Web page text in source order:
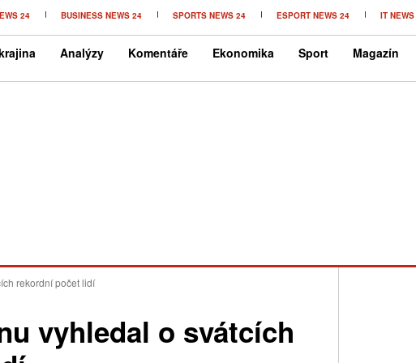
24 BUSINESS NEWS 24 SPORTS NEWS 24 ESPORT NEWS 24 IT
Analýzy Komentáře Ekonomika Sport Magazín
rekordní počet lidí
vyhledal o svátcích